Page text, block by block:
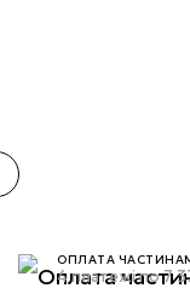
ОПЛАТА
4 платежі по 7